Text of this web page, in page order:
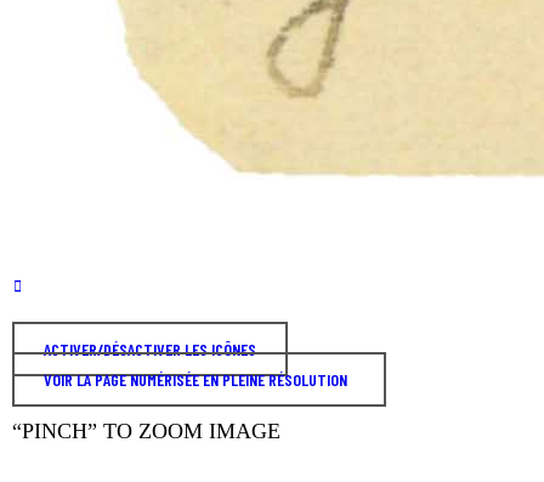
ACTIVER/DÉSACTIVER LES ICÔNES
VOIR LA PAGE NUMÉRISÉE EN PLEINE RÉSOLUTION
“PINCH” TO ZOOM IMAGE